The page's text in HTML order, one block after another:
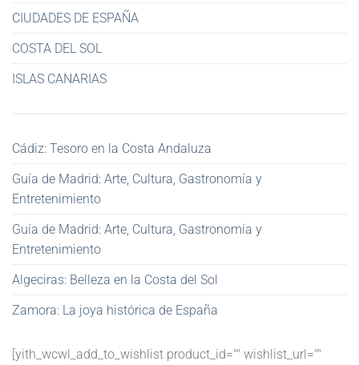
CIUDADES DE ESPAÑA
COSTA DEL SOL
ISLAS CANARIAS
Cádiz: Tesoro en la Costa Andaluza
Guía de Madrid: Arte, Cultura, Gastronomía y
Entretenimiento
Guía de Madrid: Arte, Cultura, Gastronomía y
Entretenimiento
Algeciras: Belleza en la Costa del Sol
Zamora: La joya histórica de España
[yith_wcwl_add_to_wishlist product_id="" wishlist_url=""